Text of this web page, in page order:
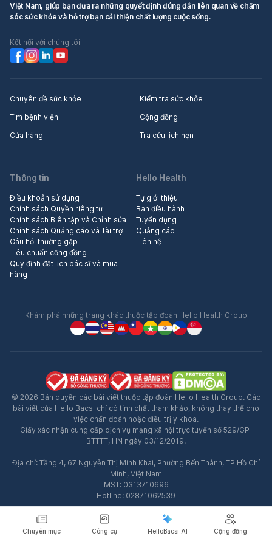
Chuyên mục Công cụ HelloBacsi AI Cộng đồng
Việt Nam, giúp bạn đưa ra những quyết định đúng đắn liên quan về chăm
sóc sức khỏe và hỗ trợ bạn cải thiện chất lượng cuộc sống.
Kết nối với chúng tôi
Chuyên đề sức khỏe
Kiểm tra sức khỏe
Tìm bệnh viện
Cộng đồng
Cửa hàng
Tra cứu lịch hẹn
Thông tin
Điều khoản sử dụng
Chính sách Quyền riêng tư
Chính sách Biên tập và Chỉnh sửa
Chính sách Quảng cáo và Tài trợ
Câu hỏi thường gặp
Tiêu chuẩn cộng đồng
Quy định đặt lịch bác sĩ và mua
hàng
Hello Health
Tự giới thiệu
Ban điều hành
Tuyển dụng
Quảng cáo
Liên hệ
Khám phá những trang khác thuộc tập đoàn Hello Health Group
© 2026 Bản quyền các bài viết thuộc tập đoàn Hello Health Group. Các
bài viết của Hello Bacsi chỉ có tính chất tham khảo, không thay thế cho
việc chẩn đoán hoặc điều trị y khoa.
Giấy xác nhận cung cấp dịch vụ mạng xã hội trực tuyến số 529/GP-
BTTTT, HN ngày 03/12/2019.
Địa chỉ: Tầng 4, 67 Nguyễn Thị Minh Khai, Phường Bến Thành, TP Hồ Chí
Minh, Việt Nam
MST: 0313710696
Hotline: 02871062539